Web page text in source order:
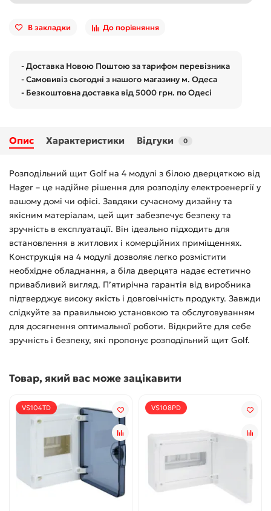
В закладки До порівняння
- Доставка Новою Поштою за тарифом перевізника
- Самовивіз сьогодні з нашого магазину м. Одеса
- Безкоштовна доставка від 5000 грн. по Одесі
Опис Характеристики Відгуки 0
Розподільний щит Golf на 4 модулі з білою дверцяткою від
Hager – це надійне рішення для розподілу електроенергії у
вашому домі чи офісі. Завдяки сучасному дизайну та
якісним матеріалам, цей щит забезпечує безпеку та
зручність в експлуатації. Він ідеально підходить для
встановлення в житлових і комерційних приміщеннях.
Конструкція на 4 модулі дозволяє легко розмістити
необхідне обладнання, а біла дверцята надає естетично
привабливий вигляд. П’ятирічна гарантія від виробника
підтверджує високу якість і довговічність продукту. Завжди
слідкуйте за правильною установкою та обслуговуванням
для досягнення оптимальної роботи. Відкрийте для себе
зручність і безпеку, які пропонує розподільний щит Golf.
Товар, який вас може зацікавити
VS104TD VS108PD